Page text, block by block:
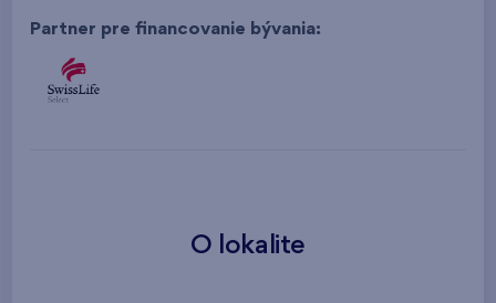
Partner pre financovanie bývania:
O lokalite